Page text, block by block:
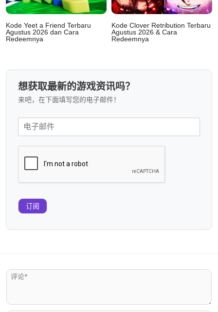
Kode Yeet a Friend Terbaru
Agustus 2026 dan Cara
Redeemnya
Kode Clover Retribution Terbaru
Agustus 2026 & Cara
Redeemnya
想获取最新的游戏资讯吗？
来吧，在下面填写您的电子邮件！
订阅